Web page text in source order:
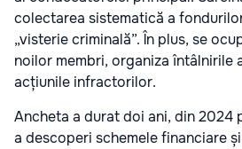
colectarea sistematică a
„visterie criminală”. În plus, se
noilor membri, organiza întâlnirile
acțiunile infractorilor.
Ancheta a durat doi ani, din 2024
a descoperi schemele financiare